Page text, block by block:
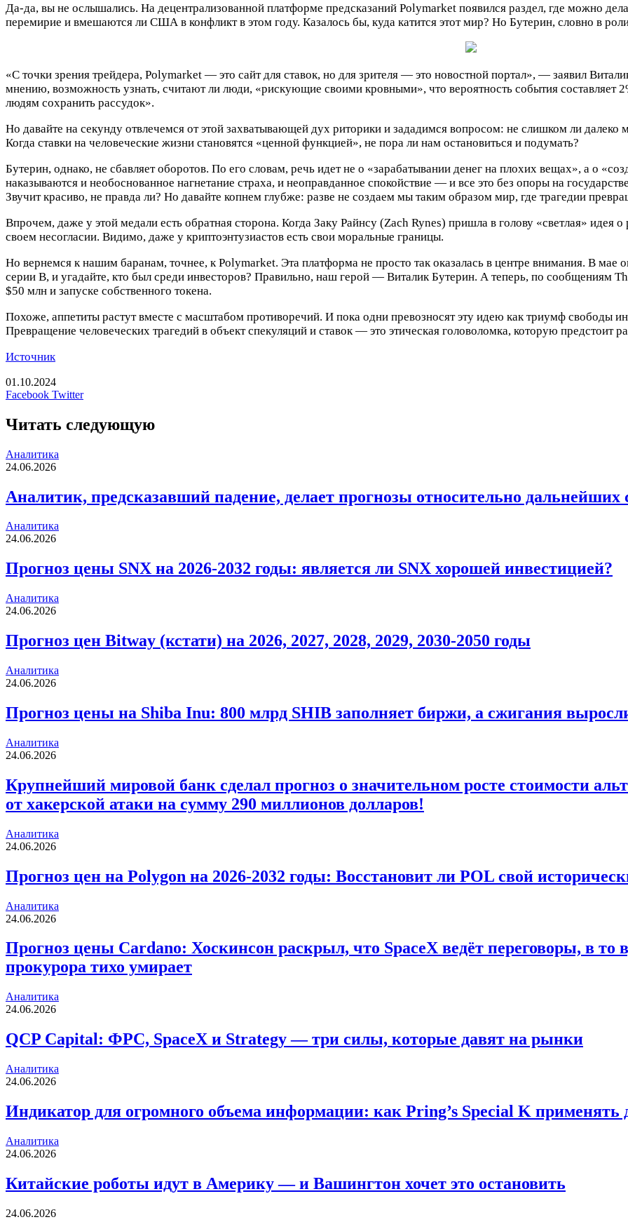
Да-да, вы не ослышались. На децентрализованной платформе предсказаний Polymarket появился раздел, где можно
перемирие и вмешаются ли США в конфликт в этом году. Казалось бы, куда катится этот мир? Но Бутерин, словно в
«С точки зрения трейдера, Polymarket — это сайт для ставок, но для зрителя — это новостной портал», — заявил
мнению, возможность узнать, считают ли люди, «рискующие своими кровными», что вероятность события
людям сохранить рассудок».
Но давайте на секунду отвлечемся от этой захватывающей дух риторики и зададимся вопросом: не слишком ли
Когда ставки на человеческие жизни становятся «ценной функцией», не пора ли нам остановиться и подумать?
Бутерин, однако, не сбавляет оборотов. По его словам, речь идет не о «зарабатывании денег на плохих вещах», а о
наказываются и необоснованное нагнетание страха, и неоправданное спокойствие — и все это без опоры на
Звучит красиво, не правда ли? Но давайте копнем глубже: разве не создаем мы таким образом мир, где трагедии
Впрочем, даже у этой медали есть обратная сторона. Когда Заку Райнсу (Zach Rynes) пришла в голову «светлая» идея
своем несогласии. Видимо, даже у криптоэнтузиастов есть свои моральные границы.
Но вернемся к нашим баранам, точнее, к Polymarket. Эта платформа не просто так оказалась в центре внимания. В мае
серии B, и угадайте, кто был среди инвесторов? Правильно, наш герой — Виталик Бутерин. А теперь, по сообщениям
$50 млн и запуске собственного токена.
Похоже, аппетиты растут вместе с масштабом противоречий. И пока одни превозносят эту идею как триумф свободы
Превращение человеческих трагедий в объект спекуляций и ставок — это этическая головоломка, которую предстоит
Источник
01.10.2024
Facebook TwitterLinkedIn
Tumblr
Reddit
Вконтакте
Одноклассники
Skype
Messenger
Messenger
WhatsApp
Telegram
Viber
Line
Печатать
Читать следующую
Аналитика
24.06.2026
Аналитик, предсказавший падение, делает прогнозы относительно
Аналитика
24.06.2026
Прогноз цены SNX на 2026-2032 годы: является ли SNX хорошей инвестицией?
Аналитика
24.06.2026
Прогноз цен Bitway (кстати) на 2026, 2027, 2028, 2029, 2030-2050 годы
Аналитика
24.06.2026
Прогноз цены на Shiba Inu: 800 млрд SHIB заполняет биржи, а сжигания
Аналитика
24.06.2026
Крупнейший мировой банк сделал прогноз о значительном росте стоимости
от хакерской атаки на сумму 290 миллионов долларов!
Аналитика
24.06.2026
Прогноз цен на Polygon на 2026-2032 годы: Восстановит ли POL свой
Аналитика
24.06.2026
Прогноз цены Cardano: Хоскинсон раскрыл, что SpaceX ведёт переговоры, в
прокурора тихо умирает
Аналитика
24.06.2026
QCP Capital: ФРС, SpaceX и Strategy — три силы, которые давят на рынки
Аналитика
24.06.2026
Индикатор для огромного объема информации: как Pring’s Special K применять
Аналитика
24.06.2026
Китайские роботы идут в Америку — и Вашингтон хочет это остановить
24.06.2026